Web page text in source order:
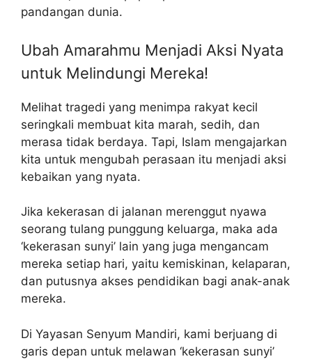
pandangan dunia.
Ubah Amarahmu Menjadi Aksi Nyata
untuk Melindungi Mereka!
Melihat tragedi yang menimpa rakyat kecil
seringkali membuat kita marah, sedih, dan
merasa tidak berdaya. Tapi, Islam mengajarkan
kita untuk mengubah perasaan itu menjadi aksi
kebaikan yang nyata.
Jika kekerasan di jalanan merenggut nyawa
seorang tulang punggung keluarga, maka ada
‘kekerasan sunyi’ lain yang juga mengancam
mereka setiap hari, yaitu kemiskinan, kelaparan,
dan putusnya akses pendidikan bagi anak-anak
mereka.
Di Yayasan Senyum Mandiri, kami berjuang di
garis depan untuk melawan ‘kekerasan sunyi’